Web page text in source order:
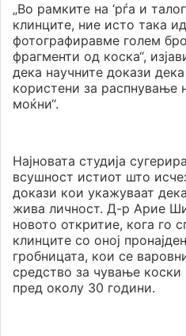
„Во рамките на ‘рѓа и
клинците, ние исто така
фотографиравме голем
фрагменти од коска“,
дека научните докази
користени за распнување
моќни“.
Најновата студија
всушност истиот што
докази кои укажуваат
жива личност. Д-р Арие
новото откритие, кога го
клинците со оној
гробницата, кои се
средство за чување коски
пред околу 30 години.